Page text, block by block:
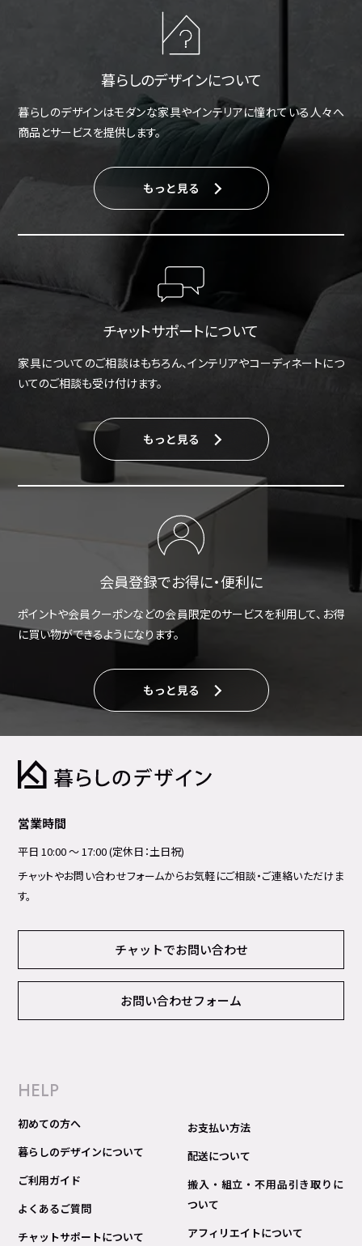
暮らしのデザインについて
暮らしのデザインはモダンな家具やインテリアに憧れている人々へ
商品とサービスを提供します。
もっと見る
チャットサポートについて
家具についてのご相談はもちろん、インテリアやコーディネートにつ
いてのご相談も受け付けます。
もっと見る
会員登録でお得に・便利に
ポイントや会員クーポンなどの会員限定のサービスを利用して、お得
に買い物ができるようになります。
もっと見る
営業時間
平日 10:00 ～ 17:00 (定休日：土日祝)
チャットやお問い合わせフォームからお気軽にご相談・ご連絡いただけま
す。
チャットでお問い合わせ
お問い合わせフォーム
HELP
初めての方へ
暮らしのデザインについて
ご利用ガイド
よくあるご質問
チャットサポートについて
お支払い方法
配送について
搬入・組立・不用品引き取りに
ついて
アフィリエイトについて